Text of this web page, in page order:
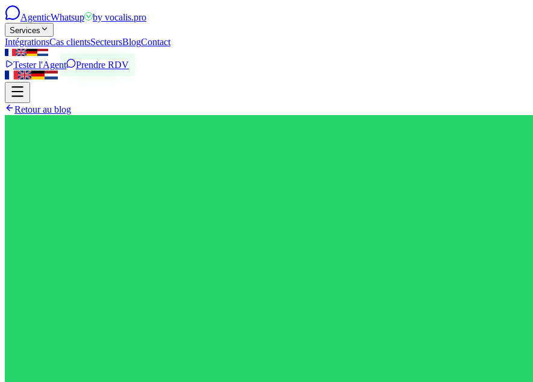
AgenticWhatsup by vocalis.pro
Services
IntégrationsCas clientsSecteursBlogContact
Tester l'Agent Prendre RDV
Retour au blog